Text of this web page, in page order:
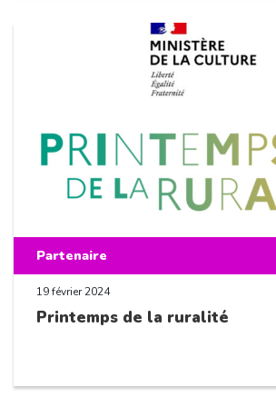
Partenaire
19 février 2024
Printemps de la ruralité